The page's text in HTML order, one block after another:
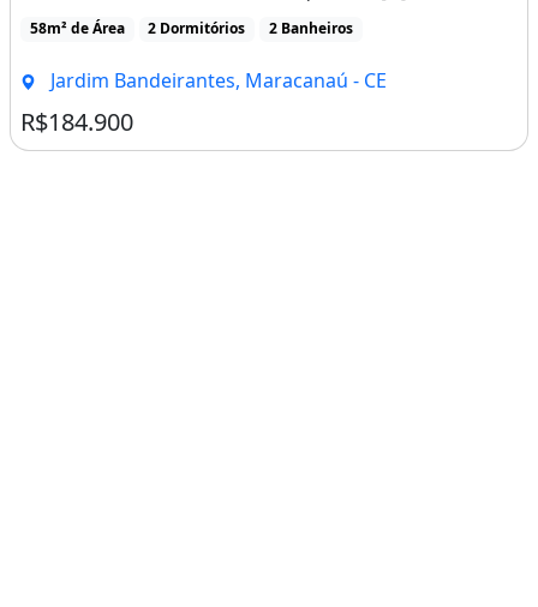
58m² de Área 2 Dormitórios 2 Banheiros
Jardim Bandeirantes, Maracanaú - CE
R$184.900